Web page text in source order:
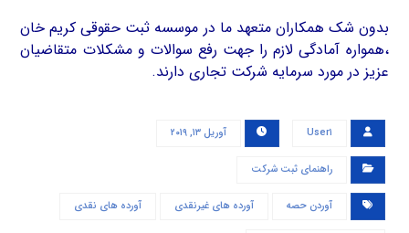
بدون شک همکاران متعهد ما در موسسه ثبت حقوقی کریم خان
،همواره آمادگی لازم را جهت رفع سوالات و مشکلات متقاضیان
عزیز در مورد سرمایه شرکت تجاری دارند.
User۱ آوریل ۱۳, ۲۰۱۹
راهنمای ثبت شرکت
آوردن حصه آورده های غیرنقدی آورده های نقدی